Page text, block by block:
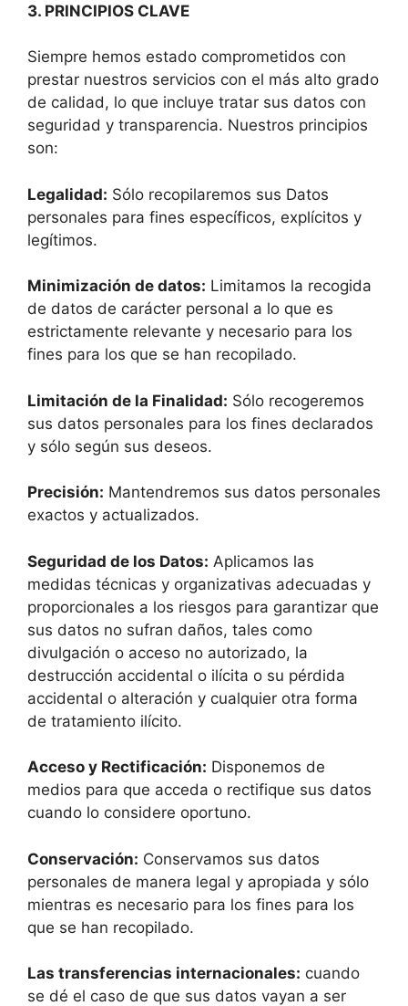
3. PRINCIPIOS CLAVE
Siempre hemos estado comprometidos con
prestar nuestros servicios con el más alto grado
de calidad, lo que incluye tratar sus datos con
seguridad y transparencia. Nuestros principios
son:
Legalidad: Sólo recopilaremos sus Datos
personales para fines específicos, explícitos y
legítimos.‍
Minimización de datos: Limitamos la recogida
de datos de carácter personal a lo que es
estrictamente relevante y necesario para los
fines para los que se han recopilado.‍
Limitación de la Finalidad: Sólo recogeremos
sus datos personales para los fines declarados
y sólo según sus deseos.‍
Precisión: Mantendremos sus datos personales
exactos y actualizados.‍
Seguridad de los Datos: Aplicamos las
medidas técnicas y organizativas adecuadas y
proporcionales a los riesgos para garantizar que
sus datos no sufran daños, tales como
divulgación o acceso no autorizado, la
destrucción accidental o ilícita o su pérdida
accidental o alteración y cualquier otra forma
de tratamiento ilícito.‍
Acceso y Rectificación: Disponemos de
medios para que acceda o rectifique sus datos
cuando lo considere oportuno.‍
Conservación: Conservamos sus datos
personales de manera legal y apropiada y sólo
mientras es necesario para los fines para los
que se han recopilado.
Las transferencias internacionales: cuando
se dé el caso de que sus datos vayan a ser